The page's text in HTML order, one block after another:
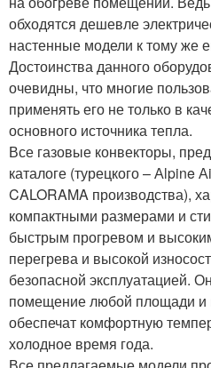
обходятся дешевле
настенные модели к тому же
Достоинства данного
очевидны, что многие
применять его не только в
основного источника тепла.
Все газовые конвекторы,
каталоге (турецкого – Аlpine
CALORAMA производства),
компактными размерами и
быстрым прогревом и
перегрева и высокой
безопасной эксплуатацией.
помещение любой площади и
обеспечат комфортную
холодное время года.